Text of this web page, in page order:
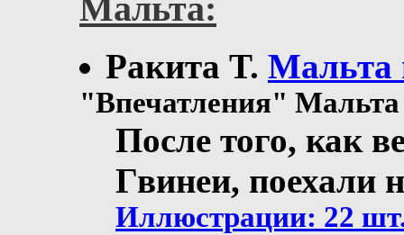
Мальта:
Ракита T. Мальта
"Впечатления"
После того, как
Гвинеи, поехали
Иллюстрации: 22